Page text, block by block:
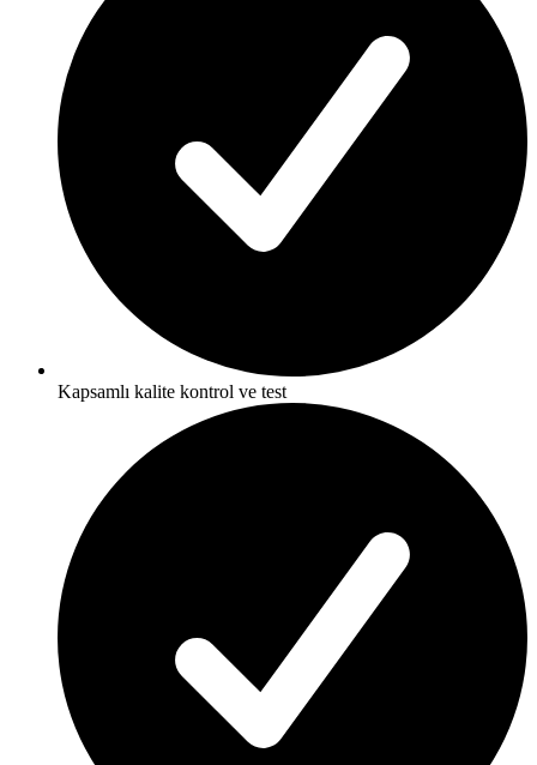
Kapsamlı kalite kontrol ve test